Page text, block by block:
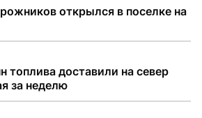
открылся в поселке на
топлива доставили на север
за неделю